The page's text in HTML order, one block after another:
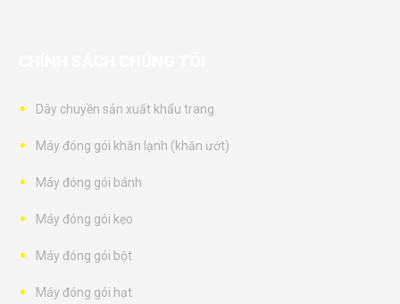
Dây chuyền sản xuất khẩu trang
Máy đóng gói khăn lạnh (khăn ướt)
Máy đóng gói bánh
Máy đóng gói kẹo
Máy đóng gói bột
Máy đóng gói hạt